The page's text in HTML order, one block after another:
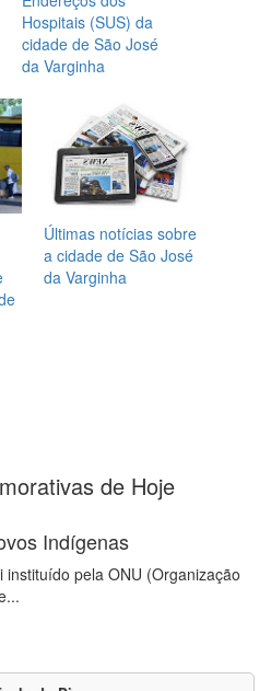
Hospitais (SUS) da
cidade de São José
da Varginha
Últimas notícias sobre
a cidade de São José
da Varginha
de Hoje
Indígenas
pela ONU (Organização